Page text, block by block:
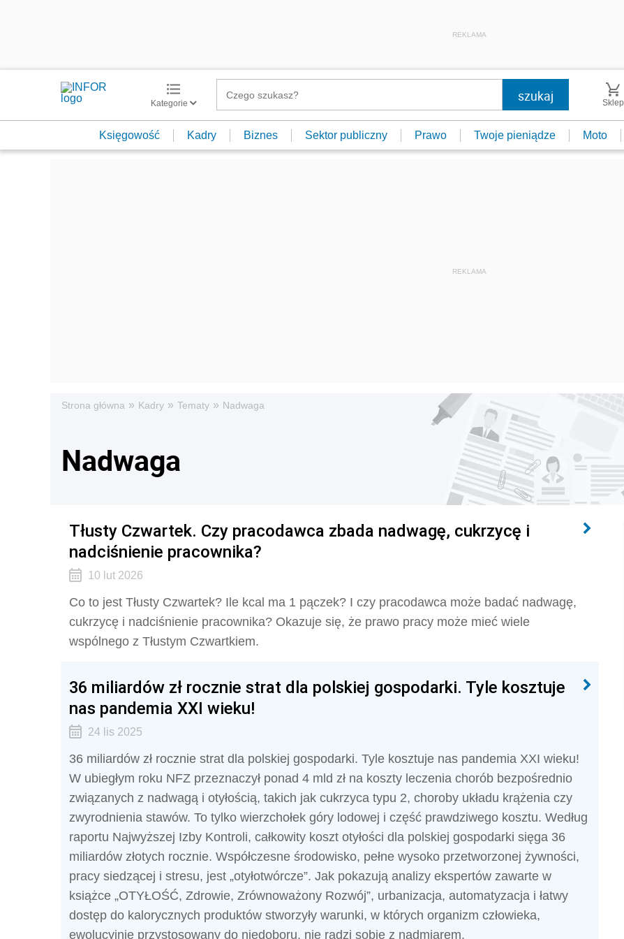
REKLAMA
Kategorie Sklep
Księgowość Kadry Biznes Sektor publiczny Prawo Twoje pieniądze Moto
Strona główna » Kadry » Tematy » Nadwaga
Nadwaga
Tłusty Czwartek. Czy pracodawca zbada nadwagę, cukrzycę i
nadciśnienie pracownika?
10 lut 2026
Co to jest Tłusty Czwartek? Ile kcal ma 1 pączek? I czy pracodawca może badać nadwagę,
cukrzycę i nadciśnienie pracownika? Okazuje się, że prawo pracy może mieć wiele
wspólnego z Tłustym Czwartkiem.
36 miliardów zł rocznie strat dla polskiej gospodarki. Tyle kosztuje
nas pandemia XXI wieku!
24 lis 2025
36 miliardów zł rocznie strat dla polskiej gospodarki. Tyle kosztuje nas pandemia XXI wieku!
W ubiegłym roku NFZ przeznaczył ponad 4 mld zł na koszty leczenia chorób bezpośrednio
związanych z nadwagą i otyłością, takich jak cukrzyca typu 2, choroby układu krążenia czy
zwyrodnienia stawów. To tylko wierzchołek góry lodowej i część prawdziwego kosztu. Według
raportu Najwyższej Izby Kontroli, całkowity koszt otyłości dla polskiej gospodarki sięga 36
miliardów złotych rocznie. Współczesne środowisko, pełne wysoko przetworzonej żywności,
pracy siedzącej i stresu, jest „otyłotwórcze”. Jak pokazują analizy ekspertów zawarte w
książce „OTYŁOŚĆ, Zdrowie, Zrównoważony Rozwój”, urbanizacja, automatyzacja i łatwy
dostęp do kalorycznych produktów stworzyły warunki, w których organizm człowieka,
ewolucyjnie przystosowany do niedoboru, nie radzi sobie z nadmiarem.